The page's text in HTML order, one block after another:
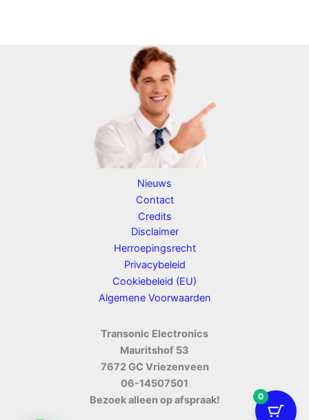
Nieuws
Contact
Credits
Disclaimer
Herroepingsrecht
Privacybeleid
Cookiebeleid (EU)
Algemene Voorwaarden
Transonic Electronics
Mauritshof 53
7672 GC Vriezenveen
06-14507501
Bezoek alleen op afspraak!
0